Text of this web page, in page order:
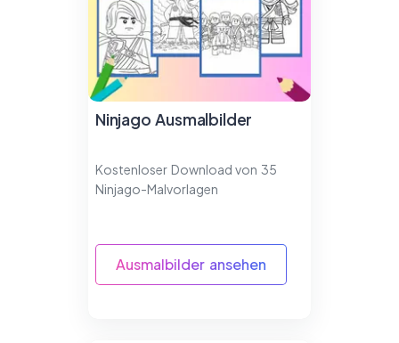
Ninjago Ausmalbilder
Kostenloser Download von 35
Ninjago-Malvorlagen
Ausmalbilder ansehen